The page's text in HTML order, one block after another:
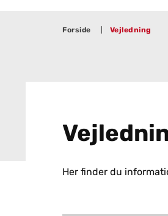
Forside Vejledning
Her finder du